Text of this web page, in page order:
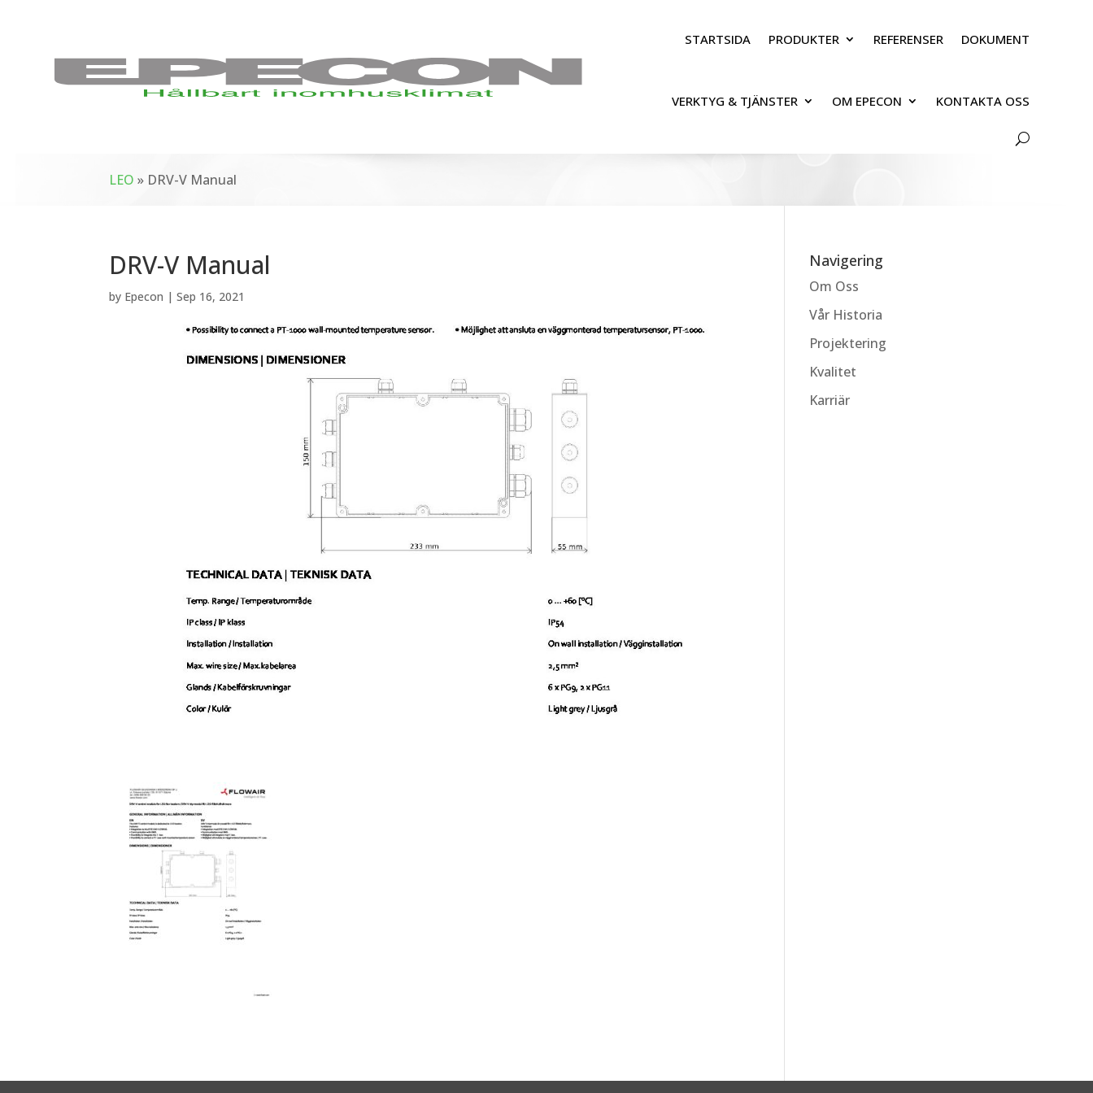
STARTSIDA PRODUKTER REFERENSER DOKUMENT
VERKTYG & TJÄNSTER OM EPECON KONTAKTA OSS
LEO » DRV-V Manual
DRV-V Manual
by Epecon |Sep 16, 2021
Navigering
Om Oss
Vår Historia
Projektering
Kvalitet
Karriär